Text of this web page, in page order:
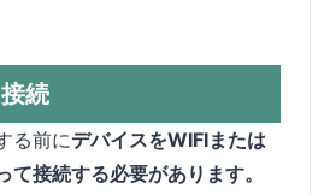
続
る前にデバイスをWIFIまたは
て接続する必要があります。